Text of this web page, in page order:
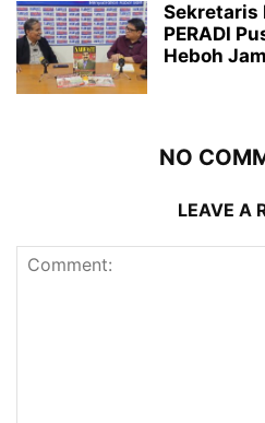
Sekretaris
PERADI
Heboh
NO
LEAVE A